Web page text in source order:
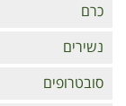
כרם
נשירים
סובטרופים